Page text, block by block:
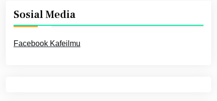
Sosial Media
Facebook Kafeilmu